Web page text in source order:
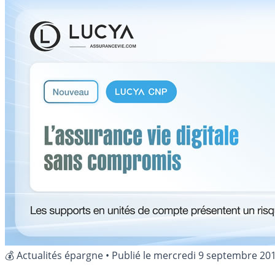
💰 Actualités épargne • Publié le mercredi 9 septembre